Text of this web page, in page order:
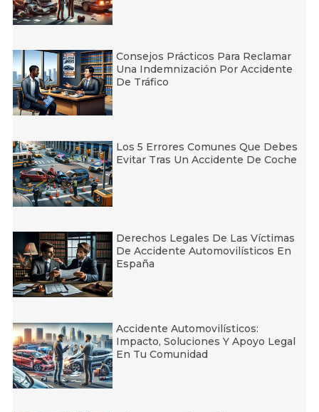
Consejos Prácticos Para Reclamar
Una Indemnización Por Accidente
De Tráfico
Los 5 Errores Comunes Que Debes
Evitar Tras Un Accidente De Coche
Derechos Legales De Las Víctimas
De Accidente Automovilísticos En
España
Accidente Automovilísticos:
Impacto, Soluciones Y Apoyo Legal
En Tu Comunidad